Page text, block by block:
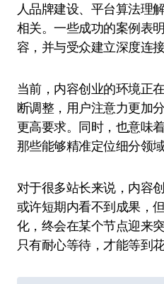
人品牌建设、平台算法理
相关。一些成功的案例表
容，并与受众建立深度连
当前，内容创业的环境正
断调整，用户注意力更加
更高要求。同时，也意味
那些能够精准定位细分领
对于很多站长来说，内容
或许短期内看不到成果，
化，终会在某个节点迎来
只有耐心等待，才能等到